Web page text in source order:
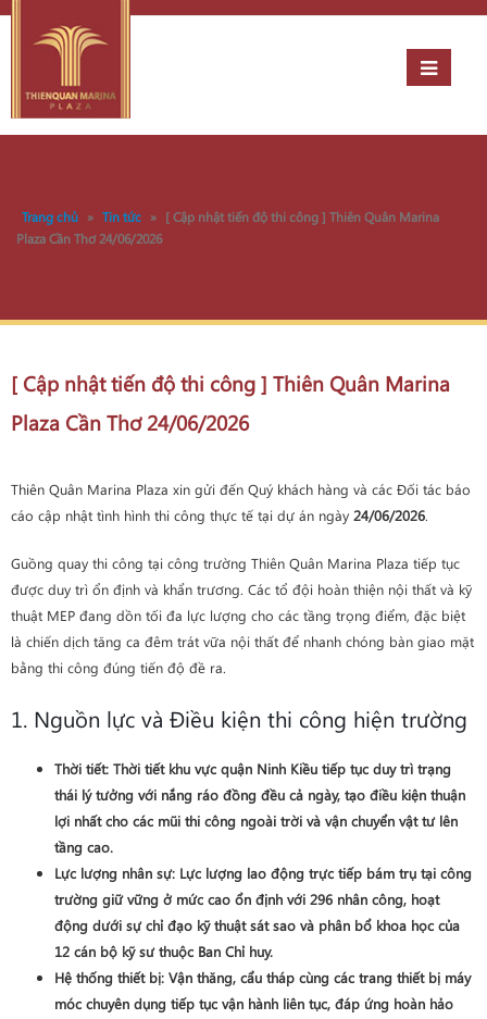
Trang chủ » Tin tức » [ Cập nhật tiến độ thi công ] Thiên Quân Marina
Plaza Cần Thơ 24/06/2026
[ Cập nhật tiến độ thi công ] Thiên Quân Marina
Plaza Cần Thơ 24/06/2026
Thiên Quân Marina Plaza xin gửi đến Quý khách hàng và các Đối tác báo
cáo cập nhật tình hình thi công thực tế tại dự án ngày 24/06/2026.
Guồng quay thi công tại công trường Thiên Quân Marina Plaza tiếp tục
được duy trì ổn định và khẩn trương. Các tổ đội hoàn thiện nội thất và kỹ
thuật MEP đang dồn tối đa lực lượng cho các tầng trọng điểm, đặc biệt
là chiến dịch tăng ca đêm trát vữa nội thất để nhanh chóng bàn giao mặt
bằng thi công đúng tiến độ đề ra.
1. Nguồn lực và Điều kiện thi công hiện trường
Thời tiết: Thời tiết khu vực quận Ninh Kiều tiếp tục duy trì trạng
thái lý tưởng với nắng ráo đồng đều cả ngày, tạo điều kiện thuận
lợi nhất cho các mũi thi công ngoài trời và vận chuyển vật tư lên
tầng cao.
Lực lượng nhân sự: Lực lượng lao động trực tiếp bám trụ tại công
trường giữ vững ở mức cao ổn định với 296 nhân công, hoạt
động dưới sự chỉ đạo kỹ thuật sát sao và phân bổ khoa học của
12 cán bộ kỹ sư thuộc Ban Chỉ huy.
Hệ thống thiết bị: Vận thăng, cẩu tháp cùng các trang thiết bị máy
móc chuyên dụng tiếp tục vận hành liên tục, đáp ứng hoàn hảo